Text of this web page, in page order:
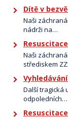
Dítě v
Naši
nádrži na…
Naši
střediskem
Další tragická
odpoledních…